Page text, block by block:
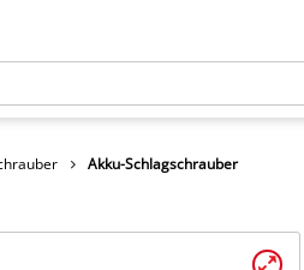
Akku-Schlagschrauber